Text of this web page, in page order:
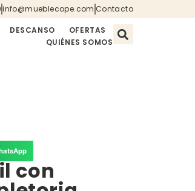
info@mueblecope.com Contacto
DESCANSO
OFERTAS
QUIÉNES SOMOS
con